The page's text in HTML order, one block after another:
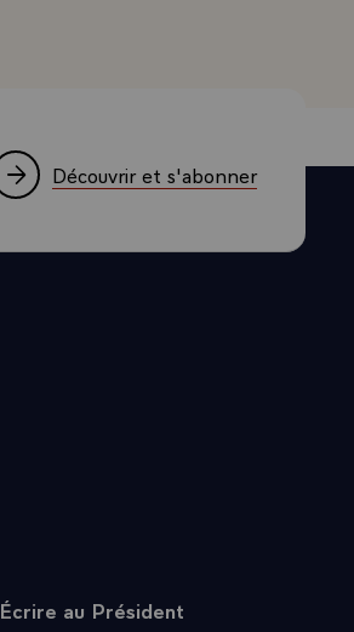
Découvrir et s'abonner
Écrire au Président